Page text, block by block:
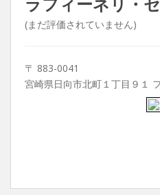
(まだ評価されていません)
〒 883-0041
宮崎県日向市北町１丁目９１